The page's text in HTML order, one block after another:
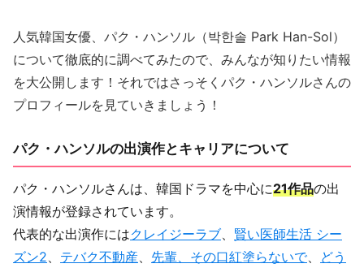
人気韓国女優、パク・ハンソル（박한솔 Park Han-Sol）
について徹底的に調べてみたので、みんなが知りたい情報
を大公開します！それではさっそくパク・ハンソルさんの
プロフィールを見ていきましょう！
パク・ハンソルの出演作とキャリアについて
パク・ハンソルさんは、韓国ドラマを中心に21作品の出
演情報が登録されています。
代表的な出演作にはクレイジーラブ、 賢い医師生活 シー
ズン2、 テバク不動産、 先輩、その口紅塗らないで、 どう